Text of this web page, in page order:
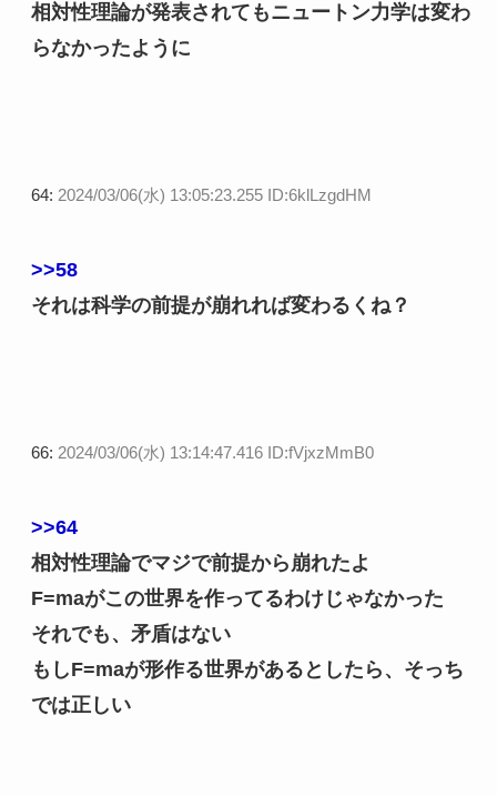
相対性理論が発表されてもニュートン力学は変わ
らなかったように
64: 2024/03/06(水) 13:05:23.255 ID:6klLzgdHM
>>58
それは科学の前提が崩れれば変わるくね？
66: 2024/03/06(水) 13:14:47.416 ID:fVjxzMmB0
>>64
相対性理論でマジで前提から崩れたよ
F=maがこの世界を作ってるわけじゃなかった
それでも、矛盾はない
もしF=maが形作る世界があるとしたら、そっち
では正しい